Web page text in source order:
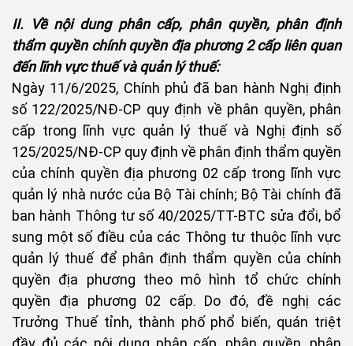
II. Về nội dung phân cấp, phân quyền, phân định
thẩm quyền chính quyền địa phương 2 cấp liên quan
đến lĩnh vực thuế và quản lý thuế:
Ngày 11/6/2025, Chính phủ đã ban hành Nghị định
số 122/2025/NĐ-CP quy định về phân quyền, phân
cấp trong lĩnh vực quản lý thuế và Nghị định số
125/2025/NĐ-CP quy định về phân định thẩm quyền
của chính quyền địa phương 02 cấp trong lĩnh vực
quản lý nhà nước của Bộ Tài chính; Bộ Tài chính đã
ban hành Thông tư số 40/2025/TT-BTC sửa đổi, bổ
sung một số điều của các Thông tư thuộc lĩnh vực
quản lý thuế để phân định thẩm quyền của chính
quyền địa phương theo mô hình tổ chức chính
quyền địa phương 02 cấp. Do đó, đề nghị các
Trưởng Thuế tỉnh, thành phố phổ biến, quán triệt